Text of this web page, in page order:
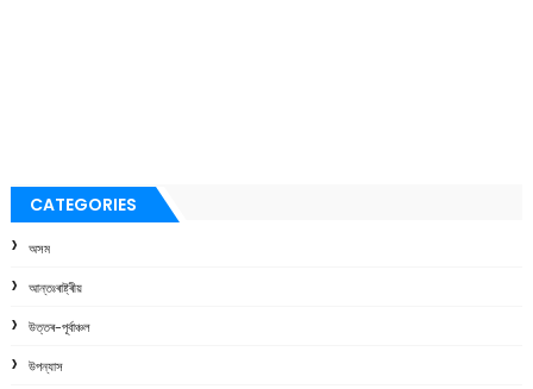
CATEGORIES
অসম
আন্তঃৰাষ্ট্ৰীয়
উত্তৰ-পূৰ্বাঞ্চল
উপন্যাস